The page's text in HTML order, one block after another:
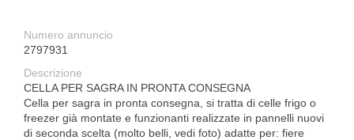
Numero annuncio
2797931
Descrizione
CELLA PER SAGRA IN PRONTA CONSEGNA
Cella per sagra in pronta consegna, si tratta di celle frigo o
freezer già montate e funzionanti realizzate in pannelli nuovi
di seconda scelta (molto belli, vedi foto) adatte per: fiere